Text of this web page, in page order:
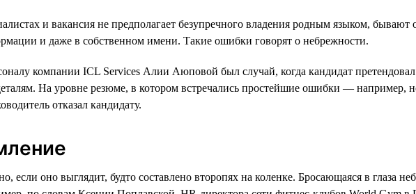
и вакансия не предполагает безупречного владения родным языком,
и даже в собственном имени. Такие ошибки говорят о небрежности.
компании ICL Services Алии Аюповой был случай, когда кандидат
На уровне резюме, в котором встречались простейшие ошибки — например,
отказал кандидату.
если оно выглядит, будто составлено второпях на коленке. Бросающаяся в глаза